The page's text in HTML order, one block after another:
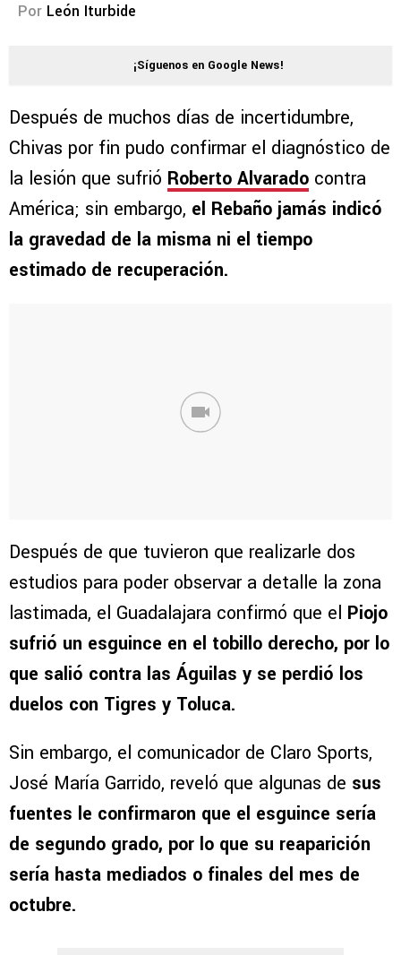
Por León Iturbide
¡Síguenos en Google News!
Después de muchos días de incertidumbre,
Chivas por fin pudo confirmar el diagnóstico de
la lesión que sufrió Roberto Alvarado contra
América; sin embargo, el Rebaño jamás indicó
la gravedad de la misma ni el tiempo
estimado de recuperación.
Después de que tuvieron que realizarle dos
estudios para poder observar a detalle la zona
lastimada, el Guadalajara confirmó que el Piojo
sufrió un esguince en el tobillo derecho, por lo
que salió contra las Águilas y se perdió los
duelos con Tigres y Toluca.
Sin embargo, el comunicador de Claro Sports,
José María Garrido, reveló que algunas de sus
fuentes le confirmaron que el esguince sería
de segundo grado, por lo que su reaparición
sería hasta mediados o finales del mes de
octubre.